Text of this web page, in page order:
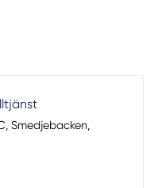
Smedjebacken,